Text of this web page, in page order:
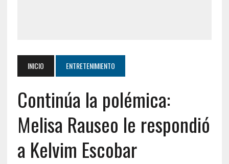
INICIO ENTRETENIMIENTO
Continúa la polémica:
Melisa Rauseo le respondió
a Kelvim Escobar